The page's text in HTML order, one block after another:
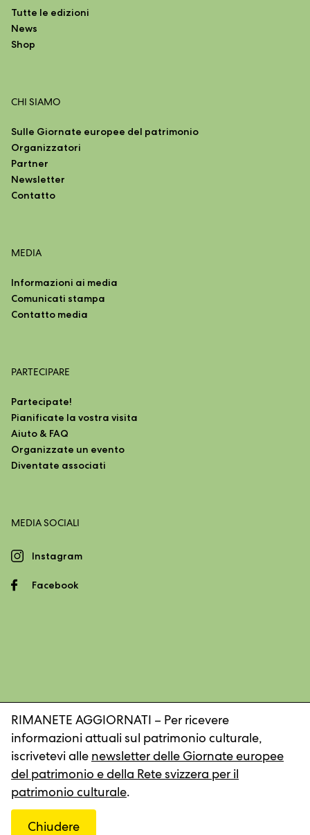
Tutte le edizioni
News
Shop
CHI SIAMO
Sulle Giornate europee del patrimonio
Organizzatori
Partner
Newsletter
Contatto
MEDIA
Informazioni ai media
Comunicati stampa
Contatto media
PARTECIPARE
Partecipate!
Pianificate la vostra visita
Aiuto & FAQ
Organizzate un evento
Diventate associati
MEDIA SOCIALI
Instagram
Facebook
© 2026, Rete svizzera per il patrimonio culturale
Impronta Dichiarazione sulla protezione dei dati
RIMANETE AGGIORNATI – Per ricevere
informazioni attuali sul patrimonio culturale,
iscrivetevi alle newsletter delle Giornate europee
del patrimonio e della Rete svizzera per il
patrimonio culturale.
Chiudere